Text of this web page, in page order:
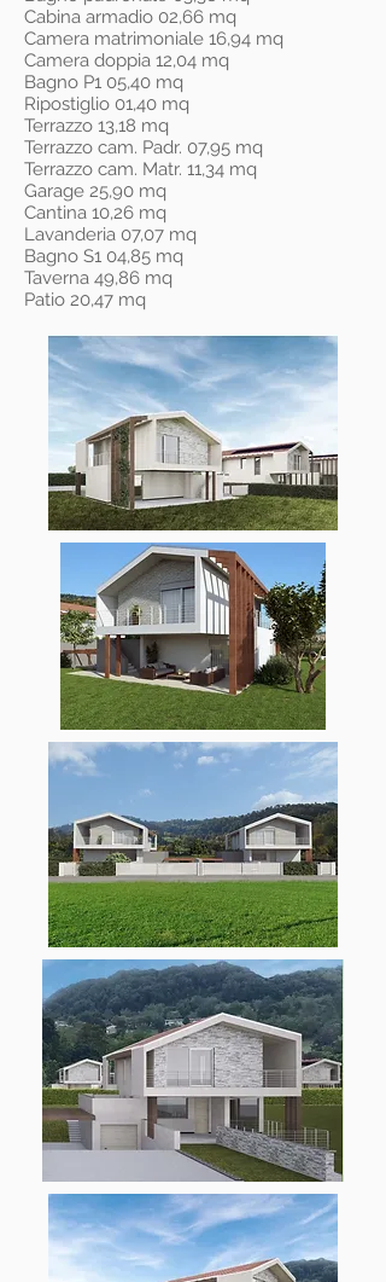
Cabina armadio 02,66 mq
Camera matrimoniale 16,94 mq
Camera doppia 12,04 mq
Bagno P1 05,40 mq
Ripostiglio 01,40 mq
Terrazzo 13,18 mq
Terrazzo cam. Padr. 07,95 mq
Terrazzo cam. Matr. 11,34 mq
Garage 25,90 mq
Cantina 10,26 mq
Lavanderia 07,07 mq
Bagno S1 04,85 mq
Taverna 49,86 mq
Patio 20,47 mq